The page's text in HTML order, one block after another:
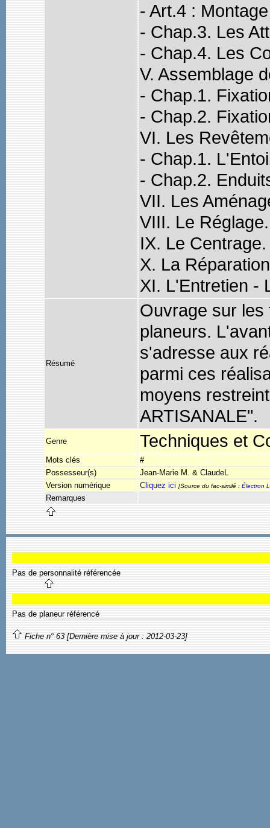
- Art.4 :
- Chap.3. Les
- Chap.4. Les
V. Assemblage
- Chap.1.
- Chap.2.
VI. Les
- Chap.1.
- Chap.2.
VII. Les
VIII. Le Réglage.
IX. Le Centrage.
X. La
XI. L'Entretien -
Résumé
Ouvrage sur
planeurs.
s'adresse aux
parmi ces
moyens
ARTISANALE".
Genre Techniques et
Mots clés
#
Possesseur(s)
Jean-Marie M. & ClaudeL
Version numérique
Cliquez ici [Source du fac-similé : Électron
Remarques
Pas de personnalité référencée
Pas de planeur référencé
Fiche n° 63 [Dernière mise à jour : 2012-03-23]